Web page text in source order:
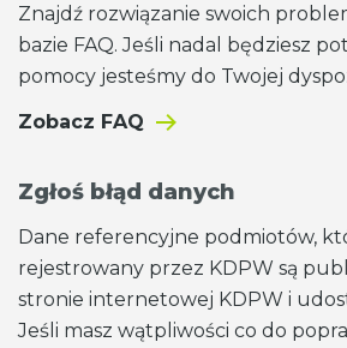
Znajdź rozwiązanie swoich
bazie FAQ. Jeśli nadal będziesz
pomocy jesteśmy do Twojej
Zobacz FAQ
Zgłoś błąd danych
Dane referencyjne podmiotów,
rejestrowany przez KDPW są
stronie internetowej KDPW i
Jeśli masz wątpliwości co do